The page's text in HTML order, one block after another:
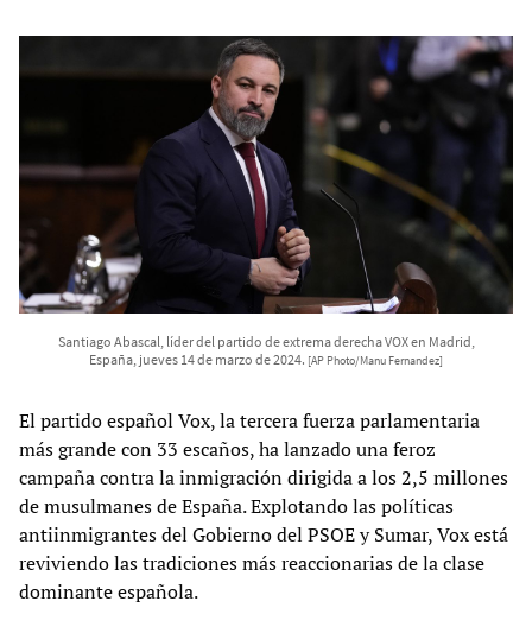
Santiago Abascal, líder del partido de extrema derecha VOX en Madrid,
España, jueves 14 de marzo de 2024. [AP Photo/Manu Fernandez]
El partido español Vox, la tercera fuerza parlamentaria
más grande con 33 escaños, ha lanzado una feroz
campaña contra la inmigración dirigida a los 2,5 millones
de musulmanes de España. Explotando las políticas
antiinmigrantes del Gobierno del PSOE y Sumar, Vox está
reviviendo las tradiciones más reaccionarias de la clase
dominante española.